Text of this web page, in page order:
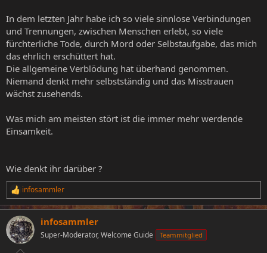
In dem letzten Jahr habe ich so viele sinnlose Verbindungen
und Trennungen, zwischen Menschen erlebt, so viele
fürchterliche Tode, durch Mord oder Selbstaufgabe, das mich
das ehrlich erschüttert hat.
Die allgemeine Verblödung hat überhand genommen.
Niemand denkt mehr selbstständig und das Misstrauen
wächst zusehends.
Was mich am meisten stört ist die immer mehr werdende
Einsamkeit.
Wie denkt ihr darüber ?
R
e
a
k
t
i
infosammler
infosammler
Super-Moderator, Welcome Guide Teammitglied